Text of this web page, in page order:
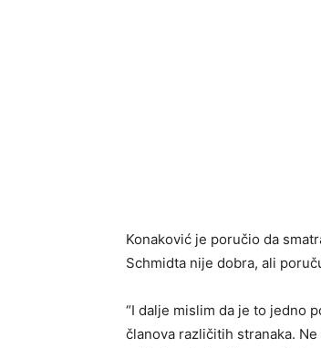
Konaković je poručio da
Schmidta nije dobra, ali
“I dalje mislim da je to jedno
članova različitih stranaka.